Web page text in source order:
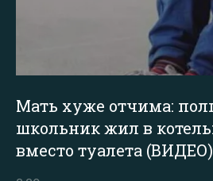
Мать хуже отчима:
школьник жил в
вместо туалета (ВИДЕО)